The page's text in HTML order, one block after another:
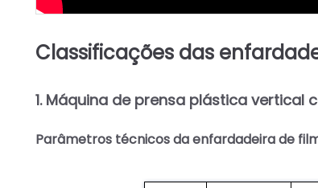
Classificações das
1. Máquina de prensa plástica vertical
Parâmetros técnicos da enfardadeira de